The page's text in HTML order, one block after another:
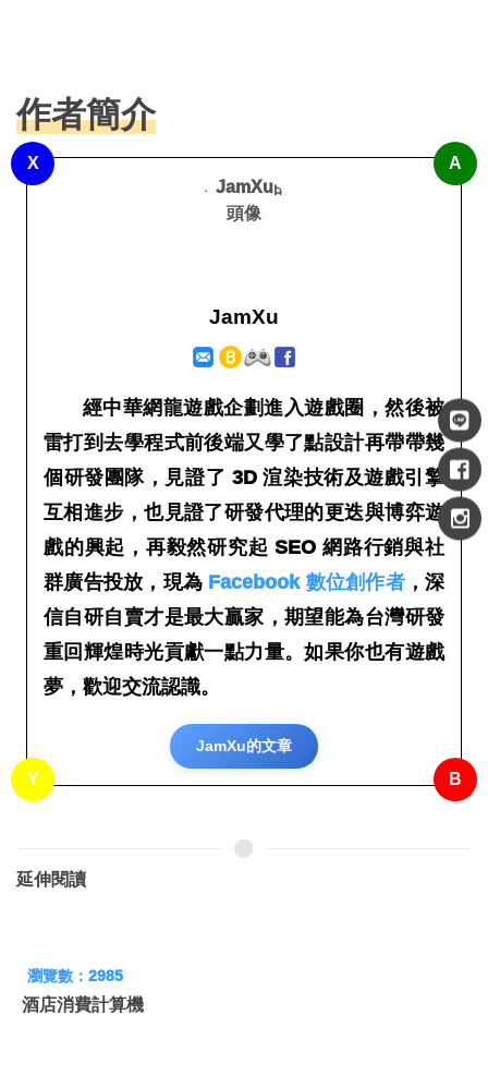
作者簡介
X A
Y B
JamXu
經中華網龍遊戲企劃進入遊戲圈，然後被
雷打到去學程式前後端又學了點設計再帶帶幾
個研發團隊，見證了 3D 渲染技術及遊戲引擎
互相進步，也見證了研發代理的更迭與博弈遊
戲的興起，再毅然研究起SEO 網路行銷與社
群廣告投放 ，現為 Facebook 數位創作者，深
信自研自賣才是最大贏家，期望能為台灣研發
重回輝煌時光貢獻一點力量。如果你也有遊戲
夢 ，歡迎交流認識。
JamXu的文章
延伸閱讀
瀏覽數：2985
酒店消費計算機